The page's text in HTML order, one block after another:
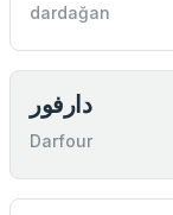
dardağan
دارفور
Darfour